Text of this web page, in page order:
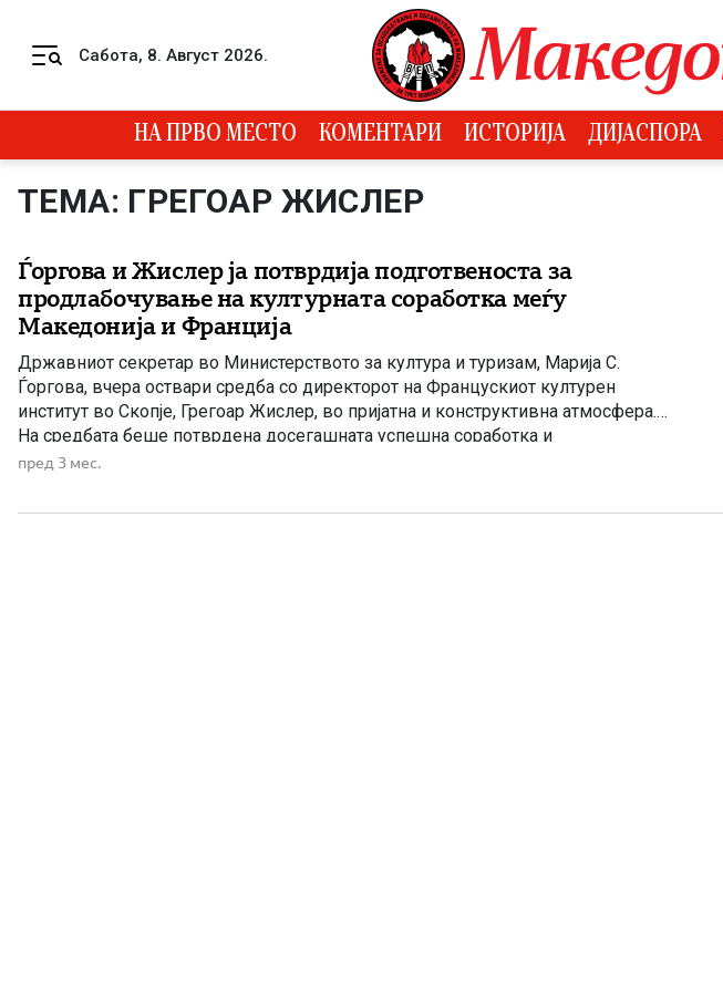
Сабота, 8. Август 2026.
НА ПРВО МЕСТО КОМЕНТАРИ ИСТОРИЈА ДИЈАСПОРА
ТЕМА: ГРЕГОАР ЖИСЛЕР
Ѓоргова и Жислер ја потврдија подготвеноста за
продлабочување на културната соработка меѓу
Македонија и Франција
Државниот секретар во Министерството за култура и туризам, Марија С.
Ѓоргова, вчера оствари средба со директорот на Францускиот културен
институт во Скопје, Грегоар Жислер, во пријатна и конструктивна атмосфера.
На средбата беше потврдена досегашната успешна соработка и
традиционално добрите пријателски односи меѓу Македонија и Франција, со
пред 3 мес.